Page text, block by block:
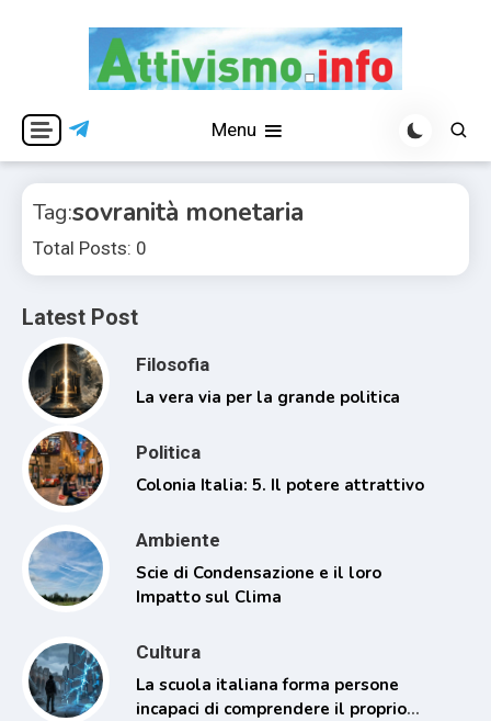
Attivismo.info
Menu
Tag:sovranità monetaria
Total Posts: 0
Latest Post
Filosofia
La vera via per la grande politica
Politica
Colonia Italia: 5. Il potere attrattivo
Ambiente
Scie di Condensazione e il loro
Impatto sul Clima
Cultura
La scuola italiana forma persone
incapaci di comprendere il proprio